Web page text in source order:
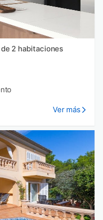
2 habitaciones
Ver más